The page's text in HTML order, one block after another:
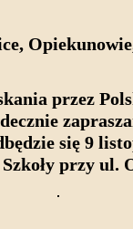
przez
się 9
przy ul.